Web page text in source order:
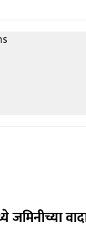
जमिनीच्या